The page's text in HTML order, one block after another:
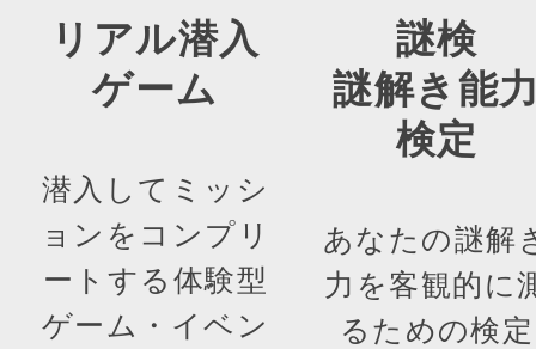
リアル潜入
ゲーム
潜入してミッシ
ョンをコンプリ
ートする体験型
ゲーム・イベン
謎検
謎解き能
検定
あなたの謎解
力を客観的に
るための検定